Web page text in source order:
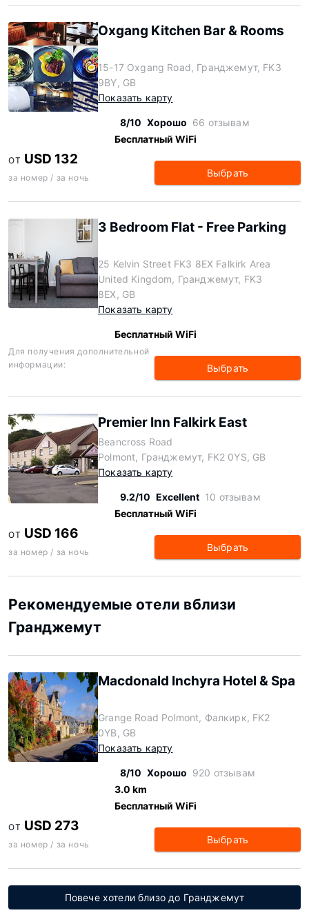
Oxgang Kitchen Bar & Rooms
15-17 Oxgang Road, Гранджемут, FK3
9BY, GB
Показать карту
8/10 Хорошо 66 отзывам
Бесплатный WiFi
ОТ USD 132
за номер / за ночь Выбрать
3 Bedroom Flat - Free Parking
25 Kelvin Street FK3 8EX Falkirk Area
United Kingdom, Гранджемут, FK3
8EX, GB
Показать карту
Бесплатный WiFi
Для получения дополнительной
информации:
Выбрать
Premier Inn Falkirk East
Beancross Road
Polmont, Гранджемут, FK2 0YS, GB
Показать карту
9.2/10 Excellent 10 отзывам
Бесплатный WiFi
ОТ USD 166
за номер / за ночь Выбрать
Рекомендуемые отели вблизи
Гранджемут
Macdonald Inchyra Hotel & Spa
Grange Road Polmont, Фалкирк, FK2
0YB, GB
Показать карту
8/10 Хорошо 920 отзывам
3.0 km
Бесплатный WiFi
ОТ USD 273
за номер / за ночь Выбрать
Повече хотели близо до Гранджемут